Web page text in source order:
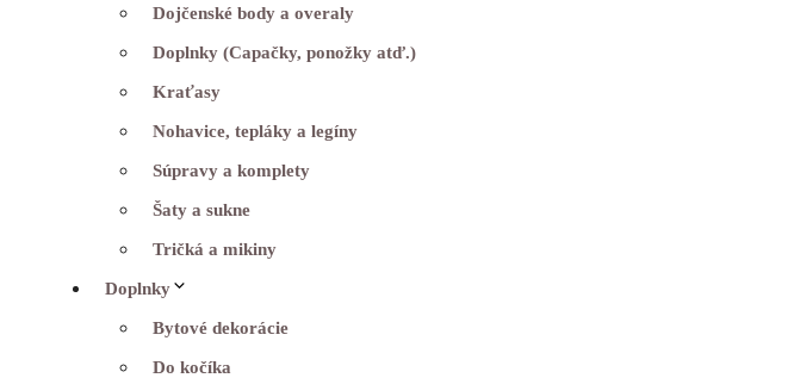
Dojčenské body a overaly
Doplnky (Capačky, ponožky atď.)
Kraťasy
Nohavice, tepláky a legíny
Súpravy a komplety
Šaty a sukne
Tričká a mikiny
Doplnky
Bytové dekorácie
Do kočíka